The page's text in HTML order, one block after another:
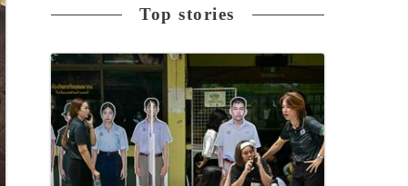
Top stories